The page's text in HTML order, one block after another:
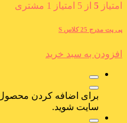
امتیاز 5 از 5 امتیاز 1 مشتری
پی پت مدرج 25 کلاس S
افزودن به سبد خرید
برای اضافه کردن محصول
سایت شوید.